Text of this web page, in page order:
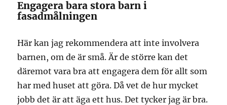
Engagera bara stora barn i
fasadmålningen
Här kan jag rekommendera att inte involvera
barnen, om de är små. Är de större kan det
däremot vara bra att engagera dem för allt som
har med huset att göra. Då vet de hur mycket
jobb det är att äga ett hus. Det tycker jag är bra.